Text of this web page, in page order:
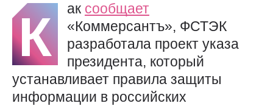
К ак сообщает
«Коммерсантъ», ФСТЭК
разработала проект указа
президента, который
устанавливает правила защиты
информации в российских